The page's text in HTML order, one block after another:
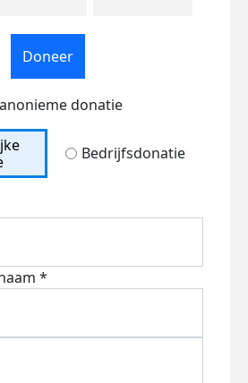
Doneer
donatie
Bedrijfsdonatie
*